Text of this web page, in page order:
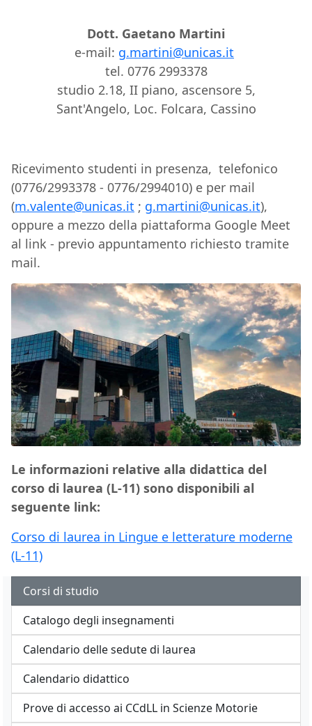
Dott. Gaetano Martini
e-mail: g.martini@unicas.it
tel. 0776 2993378
studio 2.18, II piano, ascensore 5,
Sant'Angelo, Loc. Folcara, Cassino
Ricevimento studenti in presenza, telefonico
(0776/2993378 - 0776/2994010) e per mail
(m.valente@unicas.it ; g.martini@unicas.it),
oppure a mezzo della piattaforma Google Meet
al link - previo appuntamento richiesto tramite
mail.
Le informazioni relative alla didattica del
corso di laurea (L-11) sono disponibili al
seguente link:
Corso di laurea in Lingue e letterature moderne
(L-11)
Corsi di studio
Catalogo degli insegnamenti
Calendario delle sedute di laurea
Calendario didattico
Prove di accesso ai CCdLL in Scienze Motorie